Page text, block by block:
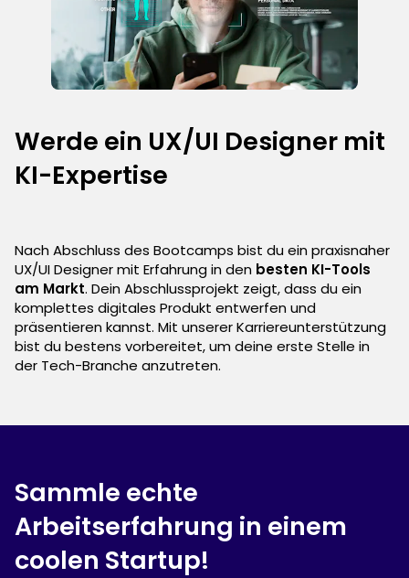
Werde ein UX/UI Designer mit
KI-Expertise
Nach Abschluss des Bootcamps bist du ein praxisnaher
UX/UI Designer mit Erfahrung in den besten KI-Tools
am Markt. Dein Abschlussprojekt zeigt, dass du ein
komplettes digitales Produkt entwerfen und
präsentieren kannst. Mit unserer Karriereunterstützung
bist du bestens vorbereitet, um deine erste Stelle in
der Tech-Branche anzutreten.
Sammle echte
Arbeitserfahrung in einem
coolen Startup!